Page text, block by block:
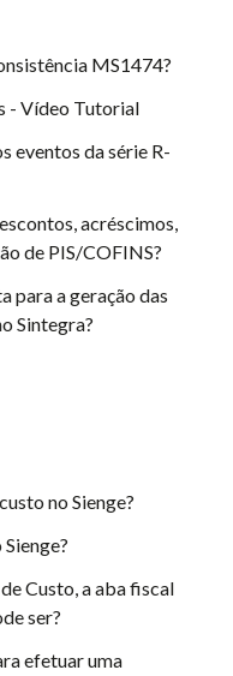
MS1474?
- Vídeo Tutorial
eventos da série R-
acréscimos,
de PIS/COFINS?
para a geração das
Sintegra?
no Sienge?
Custo, a aba fiscal
ser?
efetuar uma